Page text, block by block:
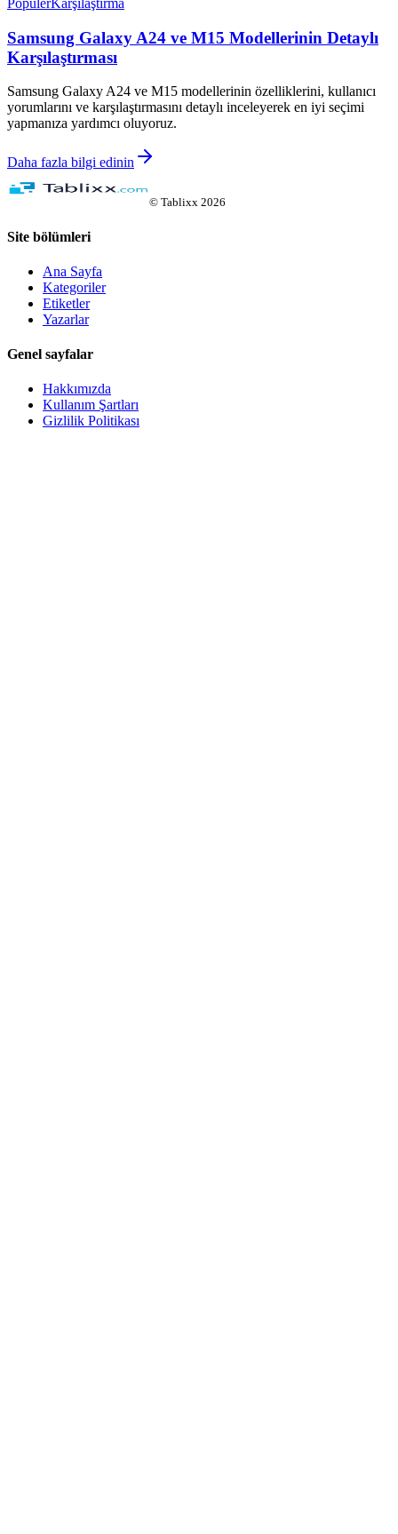
Samsung Galaxy A24 ve M15 Modellerinin Detaylı
Karşılaştırması
Samsung Galaxy A24 ve M15 modellerinin özelliklerini, kullanıcı
yorumlarını ve karşılaştırmasını detaylı inceleyerek en iyi seçimi
yapmanıza yardımcı oluyoruz.
Daha fazla bilgi edinin
© Tablixx 2026
Site bölümleri
Ana Sayfa
Kategoriler
Etiketler
Yazarlar
Genel sayfalar
Hakkımızda
Kullanım Şartları
Gizlilik Politikası